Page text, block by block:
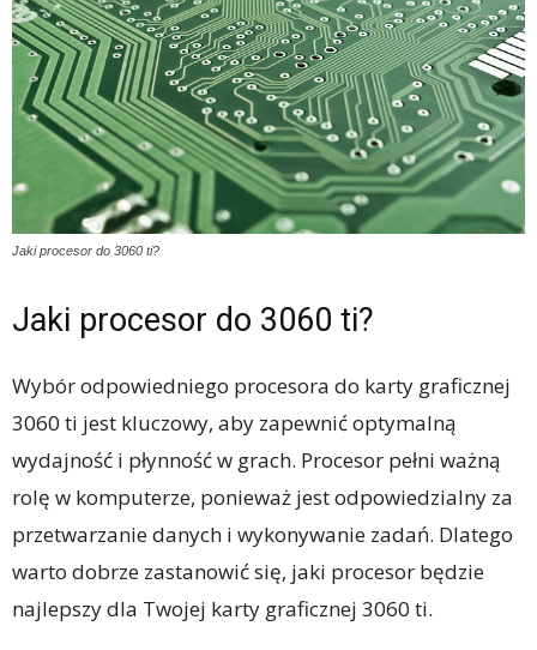
Jaki procesor do 3060 ti?
Jaki procesor do 3060 ti?
Wybór odpowiedniego procesora do karty graficznej
3060 ti jest kluczowy, aby zapewnić optymalną
wydajność i płynność w grach. Procesor pełni ważną
rolę w komputerze, ponieważ jest odpowiedzialny za
przetwarzanie danych i wykonywanie zadań. Dlatego
warto dobrze zastanowić się, jaki procesor będzie
najlepszy dla Twojej karty graficznej 3060 ti.